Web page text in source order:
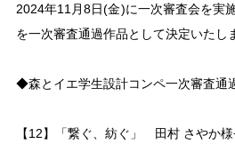
2024年11月8日(金)に一次審査会を実
を一次審査通過作品として決定いたし
◆森とイエ学生設計コンペ一次審査通
【12】「繋ぐ、紡ぐ」 田村 さやか